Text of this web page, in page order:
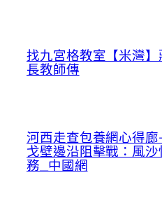
找九宮格教室【米灣
長教師傳
河西走查包養網心得
戈壁邊沿阻擊戰：風
務_中國網